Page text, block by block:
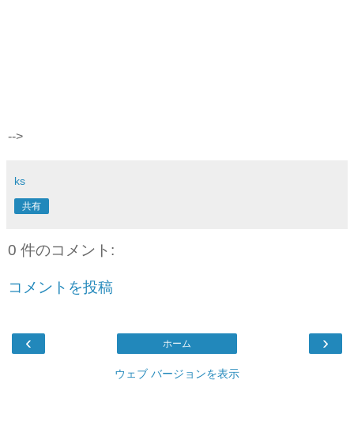
-->
ks
共有
0 件のコメント:
コメントを投稿
‹ ›
ホーム
ウェブ バージョンを表示